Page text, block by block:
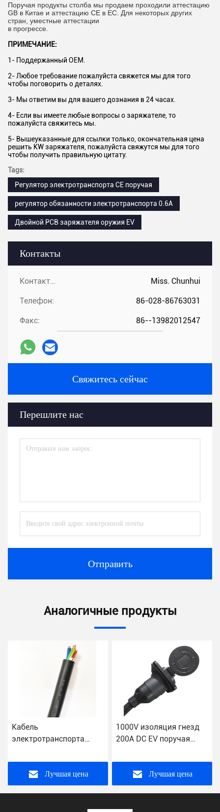
Контакты
Контакты: Miss. Chunhui
Телефон: 86-028-86763031
Факс: 86--13982012547
Свяжитесь сейчас
Перешлите нас
Отправить
Поручая продукты столба мы продаем проходили аттестацию
GB в Китае и аттестацию CE в ЕС. Для некоторых других
стран, уместные аттестации
в прогрессе.
ПРИМЕЧАНИЕ:
1- Поддержанный OEM.
2- Любое требование пожалуйста свяжется мы для того
чтобы поговорить о деталях.
3- Мы ответим вы для вашего дознания в 24 часах.
4- Если вы имеете любые вопросы о заряжателе, то
пожалуйста свяжитесь мы.
5- Вышеуказанные для ссылки только, окончательная цена
решить KW заряжателя, пожалуйста свяжутся мы для того
чтобы получить правильную цитату.
Tags:
Регулятор электротранспорта CE поручая
регулятор обязанности электротранспорта 0.6A
Двойной PCB заряжателя оружия EV
Аналогичные продукты
1000V изоляция гнезд
200A DC EV поручая
Лучшая цена
3 удлинителя
электрических
J1772 DC EV участка
поручая Лучшая цена